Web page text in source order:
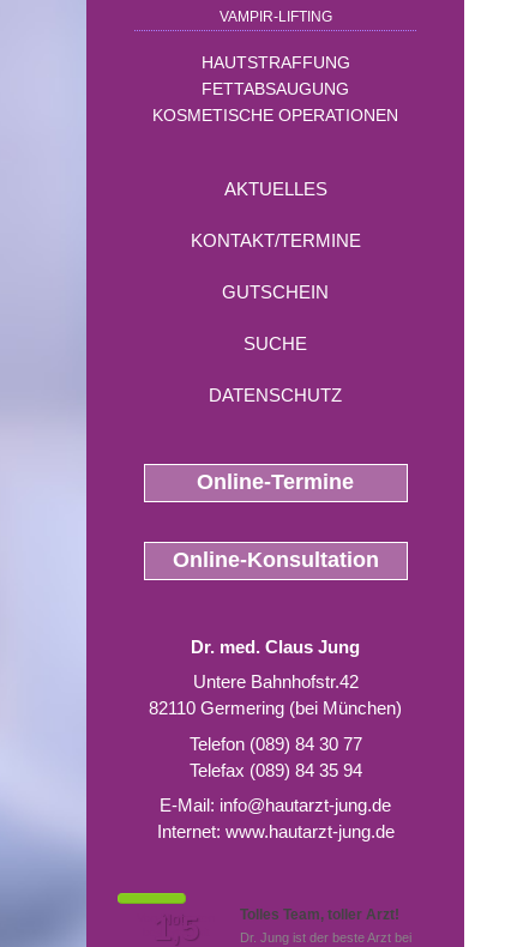
VAMPIR-LIFTING
HAUTSTRAFFUNG
FETTABSAUGUNG
KOSMETISCHE OPERATIONEN
AKTUELLES
KONTAKT/TERMINE
GUTSCHEIN
SUCHE
DATENSCHUTZ
Online-Termine
Online-Konsultation
Dr. med. Claus Jung
Untere Bahnhofstr.42
82110 Germering (bei München)
Telefon (089) 84 30 77
Telefax (089) 84 35 94
E-Mail: info@hautarzt-jung.de
Internet: www.hautarzt-jung.de
Tolles Team, toller Arzt!
Dr. Jung ist der beste Arzt bei
Von Patienten
bewertet mit
Note
1,5